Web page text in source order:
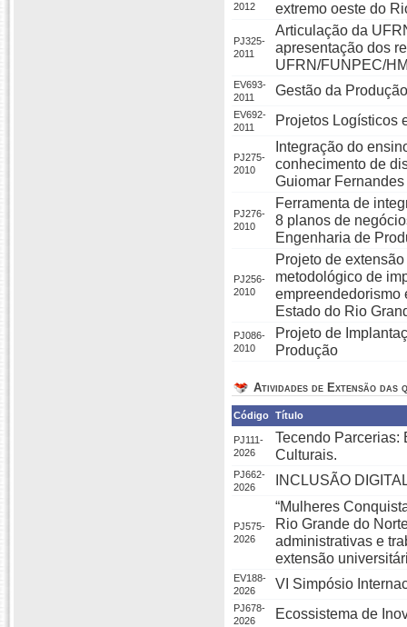
2012
extremo oeste do
PJ325-
2011
Articulação da
apresentação dos
UFRN/FUNPEC/
EV693-
2011
Gestão da
EV692-
2011
Projetos Logísticos
PJ275-
2010
Integração do
conhecimento de
Guiomar Fernandes
PJ276-
2010
Ferramenta de
8 planos de
Engenharia de
PJ256-
2010
Projeto de
metodológico de
empreendedorismo
Estado do Rio
PJ086-
2010
Projeto de
Produção
Atividades de Extensão das
Código Título
PJ111-
2026
Tecendo Parcerias:
Culturais.
PJ662-
2026
INCLUSÃO
PJ575-
2026
“Mulheres
Rio Grande do
administrativas e
extensão
EV188-
2026
VI Simpósio
PJ678-
2026
Ecossistema de